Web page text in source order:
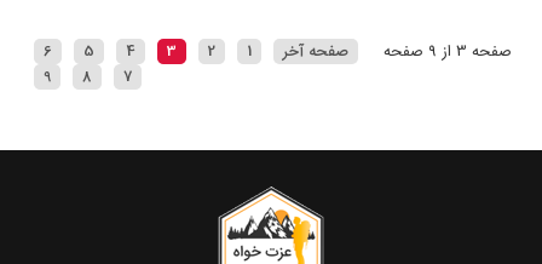
صفحه 3 از 9 صفحه صفحه آخر 1
2
3
4
5
6
7
8
9